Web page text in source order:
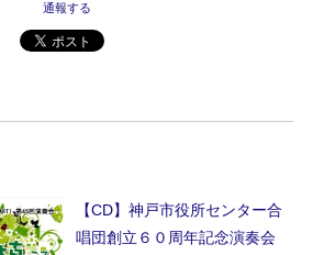
通報する
【CD】神戸市役所センター合
唱団創立６０周年記念演奏会